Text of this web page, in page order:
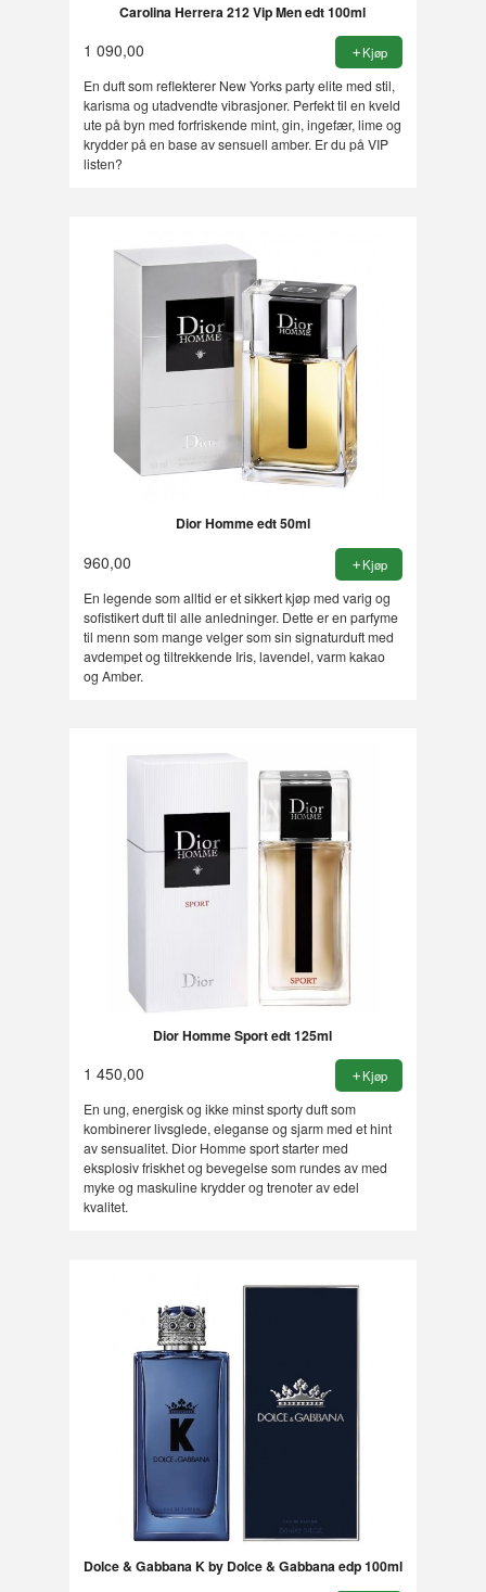
Carolina Herrera 212 Vip Men edt 100ml
1 090,00 Kjøp
En duft som reflekterer New Yorks party elite med stil,
karisma og utadvendte vibrasjoner. Perfekt til en kveld
ute på byn med forfriskende mint, gin, ingefær, lime og
krydder på en base av sensuell amber. Er du på VIP
listen?
Dior Homme edt 50ml
960,00 Kjøp
En legende som alltid er et sikkert kjøp med varig og
sofistikert duft til alle anledninger. Dette er en parfyme
til menn som mange velger som sin signaturduft med
avdempet og tiltrekkende Iris, lavendel, varm kakao
og Amber.
Dior Homme Sport edt 125ml
1 450,00 Kjøp
En ung, energisk og ikke minst sporty duft som
kombinerer livsglede, eleganse og sjarm med et hint
av sensualitet. Dior Homme sport starter med
eksplosiv friskhet og bevegelse som rundes av med
myke og maskuline krydder og trenoter av edel
kvalitet.
Dolce & Gabbana K by Dolce & Gabbana edp 100ml